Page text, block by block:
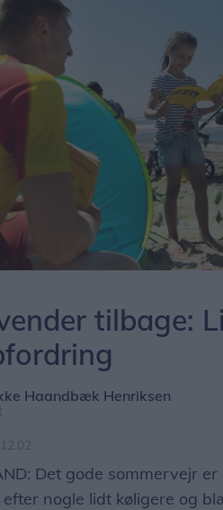
tilbage:
Haandbæk Henriksen
Det gode sommervejr
nogle lidt køligere og